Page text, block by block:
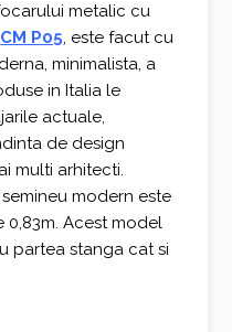
metalic cu
CM P05, este facut cu
minimalista, a
in Italia le
actuale,
de design
multi arhitecti.
modern este
0,83m. Acest model
partea stanga cat si